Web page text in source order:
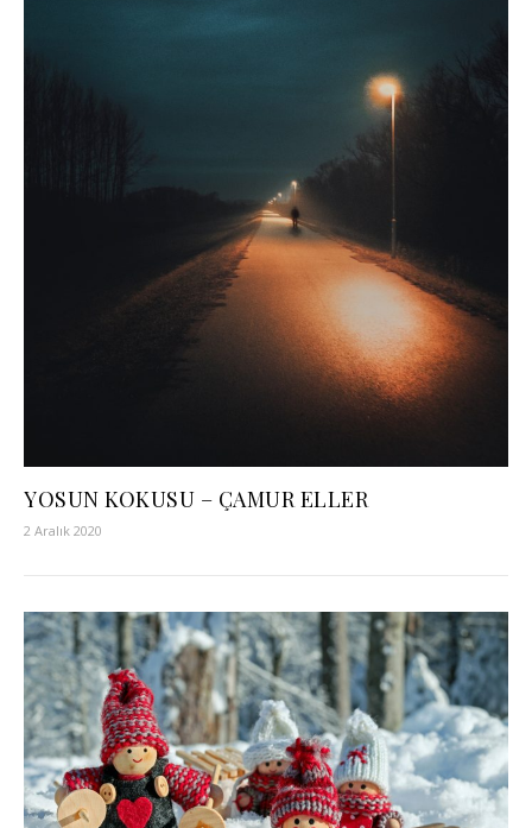
YOSUN KOKUSU – ÇAMUR ELLER
2 Aralık 2020